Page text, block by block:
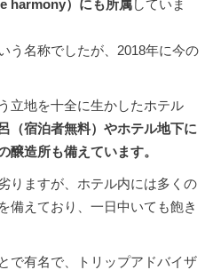
harmony）にも所属していま
う名称でしたが、2018年に今の
立地を十全に生かしたホテル
（宿泊者無料）やホテル地下に
醸造所も備えています。
りますが、ホテル内には多くの
備えており、一日中いても飽き
で有名で、トリップアドバイザ